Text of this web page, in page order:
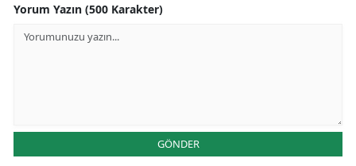
Van
Yorum Yazın (500 Karakter)
GÖNDER